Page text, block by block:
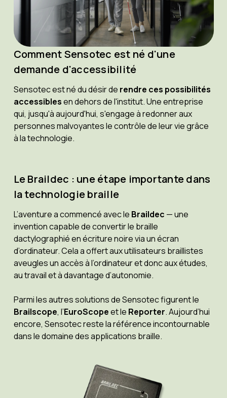
Comment Sensotec est né d'une
demande d'accessibilité
Sensotec est né du désir de rendre ces possibilités
accessiblesen dehors de l'institut. Une entreprise
qui, jusqu'à aujourd'hui, s'engage à redonner aux
personnes malvoyantes le contrôle de leur vie grâce
à la technologie.
Le Braildec : une étape importante dans
la technologie braille
L’aventure a commencé avec le Braildec — une
invention capable de convertir le braille
dactylographié en écriture noire via un écran
d’ordinateur. Cela a offert aux utilisateurs braillistes
aveugles un accès à l’ordinateur et donc aux études,
au travail et à davantage d’autonomie.
Parmi les autres solutions de Sensotec figurent le
Brailscope, l’EuroScopeet le Reporter. Aujourd’hui
encore, Sensotec reste la référence incontournable
dans le domaine des applications braille.